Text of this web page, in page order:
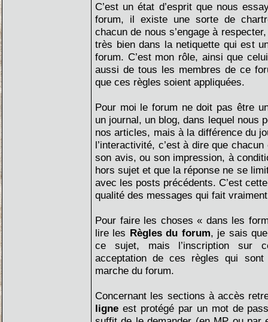
C’est un état d’esprit que nous
forum, il existe une sorte de
chacun de nous s’engage à
très bien dans la netiquette qui est
forum. C’est mon rôle, ainsi que
aussi de tous les membres de ce
que ces règles soient appliquées.
Pour moi le forum ne doit pas être
un journal, un blog, dans lequel nous
nos articles, mais à la différence du
l’interactivité, c’est à dire que
son avis, ou son impression, à
hors sujet et que la réponse ne se
avec les posts précédents. C’est
qualité des messages qui fait
Pour faire les choses « dans les
lire les Règles du forum, je sais
ce sujet, mais l’inscription sur
acceptation de ces règles qui
marche du forum.
Concernant les sections à accès
ligne est protégé par un mot de